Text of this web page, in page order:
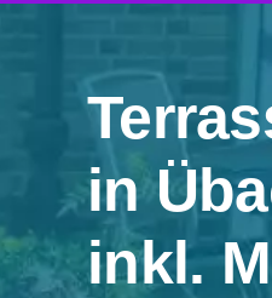
in
inkl.